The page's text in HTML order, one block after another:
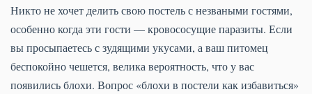
Никто не хочет делить свою постель с незваными гостями,
особенно когда эти гости — кровососущие паразиты. Если
вы просыпаетесь с зудящими укусами, а ваш питомец
беспокойно чешется, велика вероятность, что у вас
появились блохи. Вопрос «блохи в постели как избавиться»